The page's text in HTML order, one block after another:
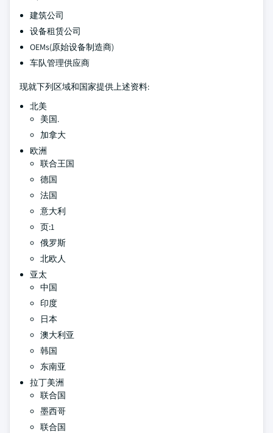
建筑公司
设备租赁公司
OEMs(原始设备制造商)
车队管理供应商
现就下列区域和国家提供上述资料:
北美
美国.
加拿大
欧洲
联合王国
德国
法国
意大利
页:1
俄罗斯
北欧人
亚太
中国
印度
日本
澳大利亚
韩国
东南亚
拉丁美洲
联合国
墨西哥
联合国